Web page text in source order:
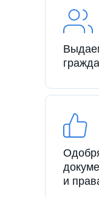
и